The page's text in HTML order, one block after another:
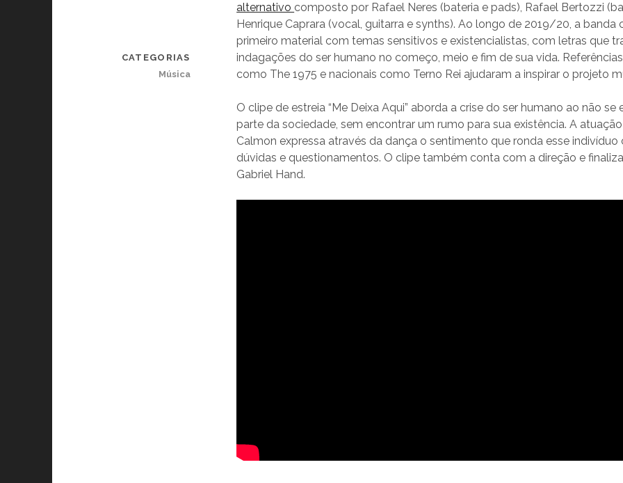
alternativo composto por Rafael Neres (bateria e pads), Rafael Bertozzi
Henrique Caprara (vocal, guitarra e synths). Ao longo de 2019/20, a banda
primeiro material com temas sensitivos e existencialistas, com letras que
indagações do ser humano no começo, meio e fim de sua vida.
como The 1975 e nacionais como Terno Rei ajudaram a inspirar o projeto
O clipe de estreia “Me Deixa Aqui” aborda a crise do ser humano ao não se
parte da sociedade, sem encontrar um rumo para sua existência. A
Calmon expressa através da dança o sentimento que ronda esse indivíduo
dúvidas e questionamentos. O clipe também conta com a direção e
Gabriel Hand.
CATEGORIAS
Música